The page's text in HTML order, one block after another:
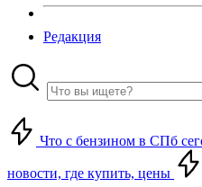
Редакция
Что с бензином в СПб
новости, где купить, цены